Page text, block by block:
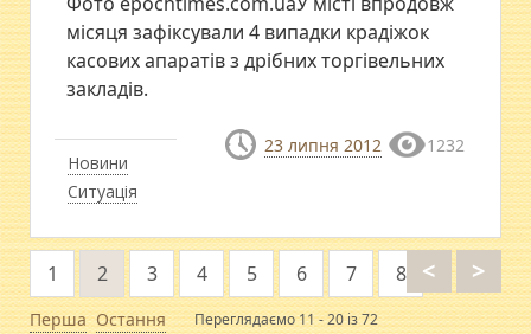
Новини
Ситуація
місяця зафіксували 4 випадки крадіжок
касових апаратів з дрібних торгівельних
закладів.
23 липня 2012 1232
Перша
<
1 2 3 4 5 6 7 8 >
Остання Переглядаємо 11 - 20 із 72